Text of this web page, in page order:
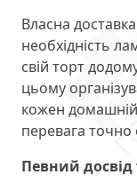
Власна
необхідність
свій торт
цьому
кожен
перевага точно
Певний досвід